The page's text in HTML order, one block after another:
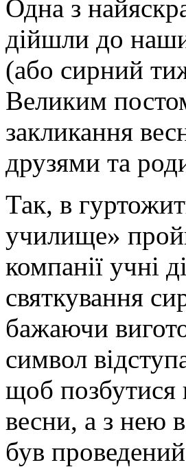
Одна з
дійшли до
(або сирний
Великим
закликання
друзями та
Так, в
училище»
компанії учні
святкування
бажаючи
символ
щоб позбутися
весни, а з нею
був